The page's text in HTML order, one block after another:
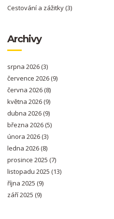
Cestování a zážitky(3)
Archivy
srpna 2026(3)
července 2026(9)
června 2026(8)
května 2026(9)
dubna 2026(9)
března 2026(5)
února 2026(3)
ledna 2026(8)
prosince 2025 (7)
listopadu 2025 (13)
října 2025 (9)
září 2025 (9)